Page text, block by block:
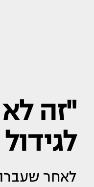
"זה
לאחר